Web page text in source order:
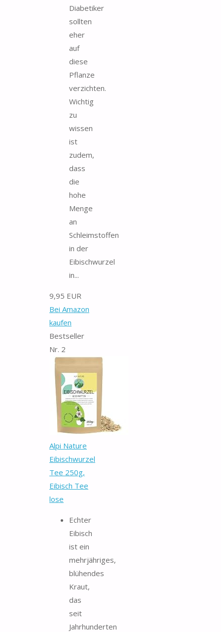
Diabetiker
sollten
eher
auf
diese
Pflanze
verzichten.
Wichtig
zu
wissen
ist
zudem,
dass
die
hohe
Menge
an
Schleimstoffen
in der
Eibischwurzel
in...
9,95 EUR
Bei Amazon
kaufen
Bestseller
Nr. 2
Alpi Nature
Eibischwurzel
Tee 250g,
Eibisch Tee
lose
Echter
Eibisch
ist ein
mehrjähriges,
blühendes
Kraut,
das
seit
Jahrhunderten